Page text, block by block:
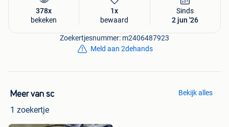
378x
bekeken
1x
bewaard
Sinds
2 jun '26
Zoekertjesnummer: m2406487923
Meld aan 2dehands
Meer van sc
1 zoekertje
Bekijk alles